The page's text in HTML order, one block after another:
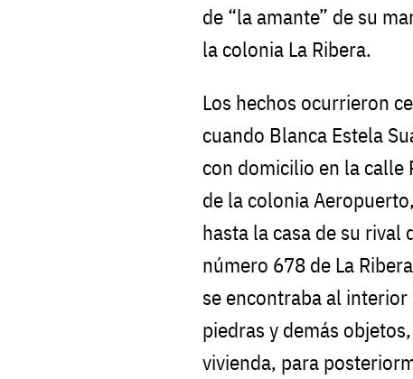
de “la amante” de su
la colonia La Ribera.
Los hechos ocurrieron
cuando Blanca Estela
con domicilio en la calle
de la colonia
hasta la casa de su rival
número 678 de La
se encontraba al
piedras y demás
vivienda, para